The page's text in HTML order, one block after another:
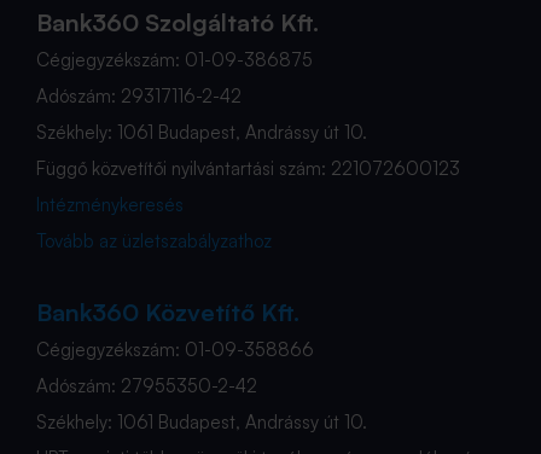
Bank360 Szolgáltató Kft.
Cégjegyzékszám: 01-09-386875
Adószám: 29317116-2-42
Székhely: 1061 Budapest, Andrássy út 10.
Függő közvetítői nyilvántartási szám: 221072600123
Intézménykeresés
Tovább az üzletszabályzathoz
Bank360 Közvetítő Kft.
Cégjegyzékszám: 01-09-358866
Adószám: 27955350-2-42
Székhely: 1061 Budapest, Andrássy út 10.